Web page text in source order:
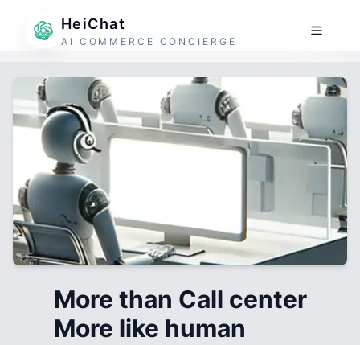
HeiChat
AI COMMERCE CONCIERGE
More than Call center
More like human